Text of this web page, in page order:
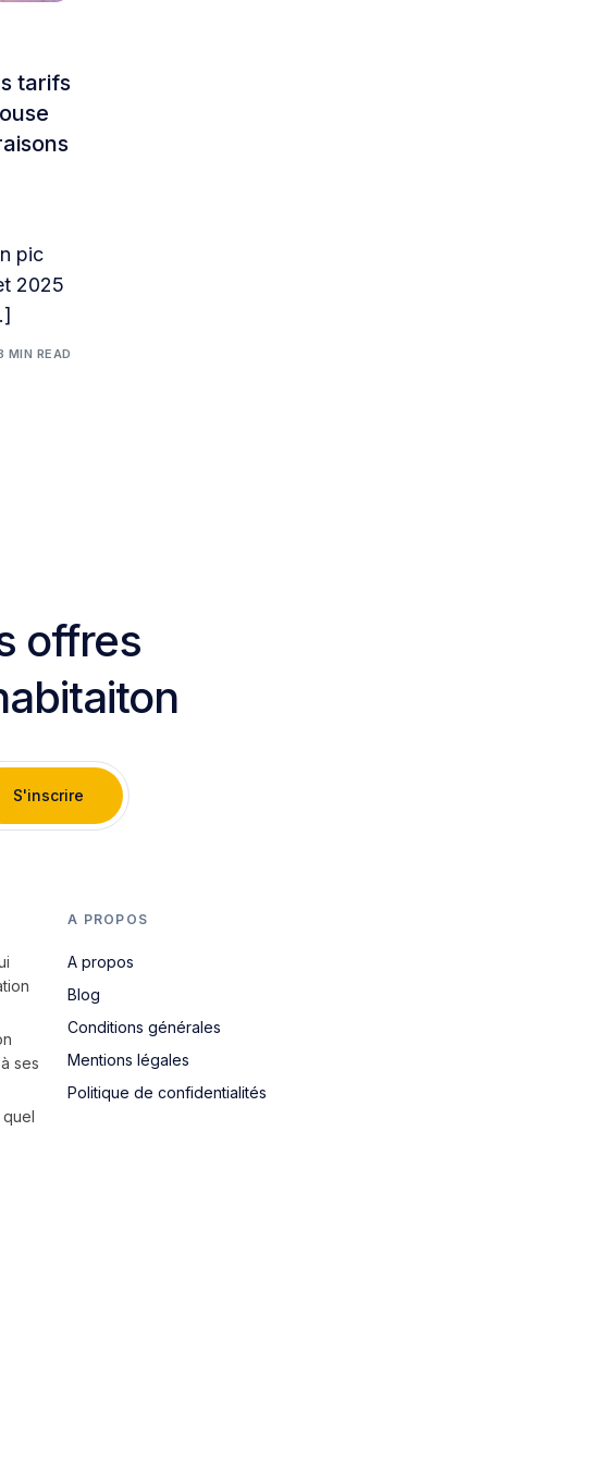
tarifs
pic
2025
MIN READ
offres
S'inscrire
ses
A PROPOS
A propos
Blog
Conditions générales
Mentions légales
Politique de confidentialités